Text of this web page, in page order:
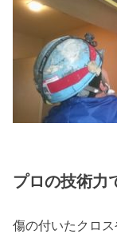
プロの技術力
傷の付いたクロ